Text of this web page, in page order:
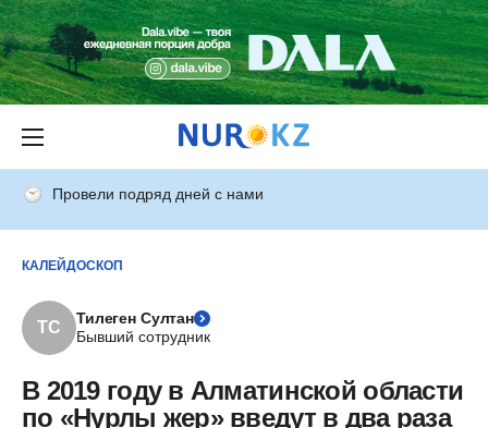
Провели подряд дней с нами
КАЛЕЙДОСКОП
ТС
Тилеген Султан
Бывший сотрудник
В 2019 году в Алматинской области
по «Нурлы жер» введут в два раза